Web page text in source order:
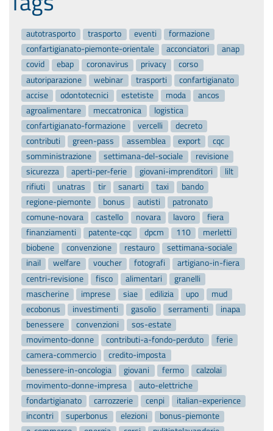
autotrasporto trasporto eventi
formazione
confartigianato-piemonte-orientale
acconciatori
anap
covid
ebap coronavirus privacy
corso
autoriparazione
webinar trasporti
confartigianato
accise
odontotecnici estetiste moda
ancos
agroalimentare
meccatronica
logistica
confartigianato-formazione
vercelli
decreto
contributi
green-pass assemblea export
cqc
somministrazione
settimana-del-sociale
revisione
sicurezza
aperti-per-ferie giovani-imprenditori
lilt
rifiuti
unatras tir sanarti taxi
bando
regione-piemonte
bonus autisti
patronato
comune-novara
castello novara lavoro
fiera
finanziamenti
patente-cqc dpcm 110
merletti
biobene
convenzione restauro
settimana-sociale
inail
welfare voucher fotografi
artigiano-in-fiera
centri-revisione
fisco alimentari
granelli
mascherine
imprese siae edilizia upo
mud
ecobonus
investimenti gasolio serramenti
inapa
benessere
convenzioni
sos-estate
movimento-donne
contributi-a-fondo-perduto
ferie
camera-commercio
credito-imposta
benessere-in-oncologia
giovani fermo
calzolai
movimento-donne-impresa
auto-elettriche
fondartigianato
carrozzerie cenpi
italian-experience
incontri
superbonus elezioni
bonus-piemonte